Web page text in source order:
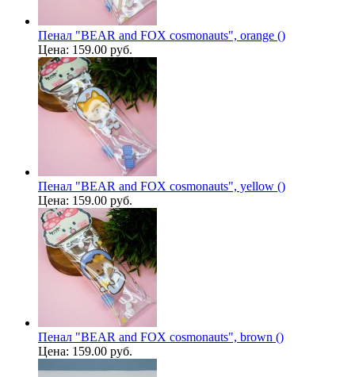
Пенал "BEAR and FOX cosmonauts", orange ()
Цена: 159.00 руб.
Пенал "BEAR and FOX cosmonauts", yellow ()
Цена: 159.00 руб.
Пенал "BEAR and FOX cosmonauts", brown ()
Цена: 159.00 руб.